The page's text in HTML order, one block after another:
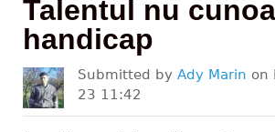
Talentul nu
handicap
Submitted by Ady Marin on
23 11:42